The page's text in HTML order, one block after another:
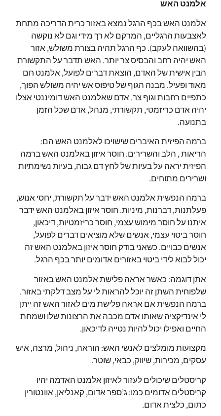
אלמנט האש
אלמנט האש בכף הרגל נמצא באזור כרית הדריכה מתחת
לאצבעות הרגליים, המרקם לא רך מידי וגם לא נוקשה
(בהשוואה לעקב). כף הרגל תהיה בצורת משולש, אזור
האש יהיה רחב והבסיס צר יותר. האש תדבר על התקשורת
הבין אישית של האדם, הוצאת דברים לפועל, אלמנט חם
מאוד ופעיל. מבנה הגוף של טיפוס אש יהיה משולש הפוך,
כתפיים רחבות וגוף צר.אדם שאלמנט האש דומיננטי אצלו
יהיה אדם כריזמטי, תקשורתי, מנהל, אדם שכל הזמן
בתנועה.
ברמה הפיזית האיברים שישויכו לאלמנט האש הם:
הריאות , הלב והשרירים. חוסר איזון באלמנט האש ברמה
הפיזית יראה על בעיות של לחץ דם גבוה, בעיות נשימתיות
ושרירים מתוחים.
ברמה הנפשית אלמנט האש ידבר על תקשורת, יחסי אנוש,
פעלתנות, דברנות, מיניות. חוסר איזון באלמנט האש ידבר
איתנו על חוסר מימוש עצמי, חוסר כריזמטיות, דיכאון,
חוסר ביטוי עצמי, אנשים שלא מוציאים דברים לפועל,
אנשים כבויים. כשאני בודק חוסר איזון באלמנט האש זה
יכול לבוא לידי ביטוי באזורים אדומים יותר בכף הרגל.
אתן דוגמה: כאשר אראה פלישת אלמנט האש באזור
שלפוחית השתן זה יוכל להראות לי על מצב דלקתי באזור.
ברמה הנפשית אם אראה פלישת מים לאזור האש זה ייתן
לי אינדיקציה שאותו אדם מכבה את הרצונות שלו ושמחת
החיים ואפילו יכול להיות נטייה לדיכאון.
מקצועות מומלצים לאנשי האש: הוראה, ניהול, מרצה, איש
עסקים, מכירות, שיווק, כבאי, שוטר.
קריסטלים שיכולים לעזור לאיזון אלמנט האדמה יהיו
קריסטלים אדומים כמו: ג’ספר אדום, קאנליאן, אוונטורין
כתום, כלצית אדום.